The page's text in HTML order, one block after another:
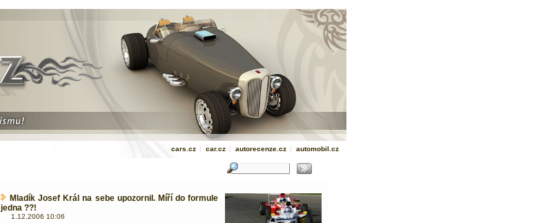
cars.cz | car.cz | autorecenze.cz | automobil.cz
Mladík Josef Král na sebe upozornil. Míří do formule
jedna ??!
1.12.2006 10:06